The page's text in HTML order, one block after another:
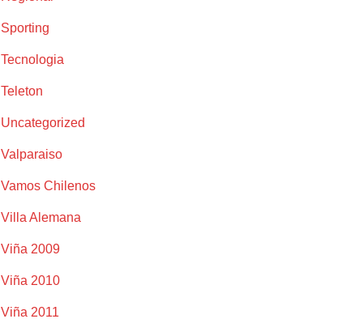
Sporting
Tecnologia
Teleton
Uncategorized
Valparaiso
Vamos Chilenos
Villa Alemana
Viña 2009
Viña 2010
Viña 2011